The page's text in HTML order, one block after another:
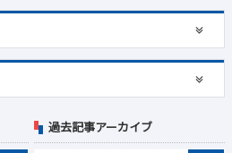
過去記事アーカイブ